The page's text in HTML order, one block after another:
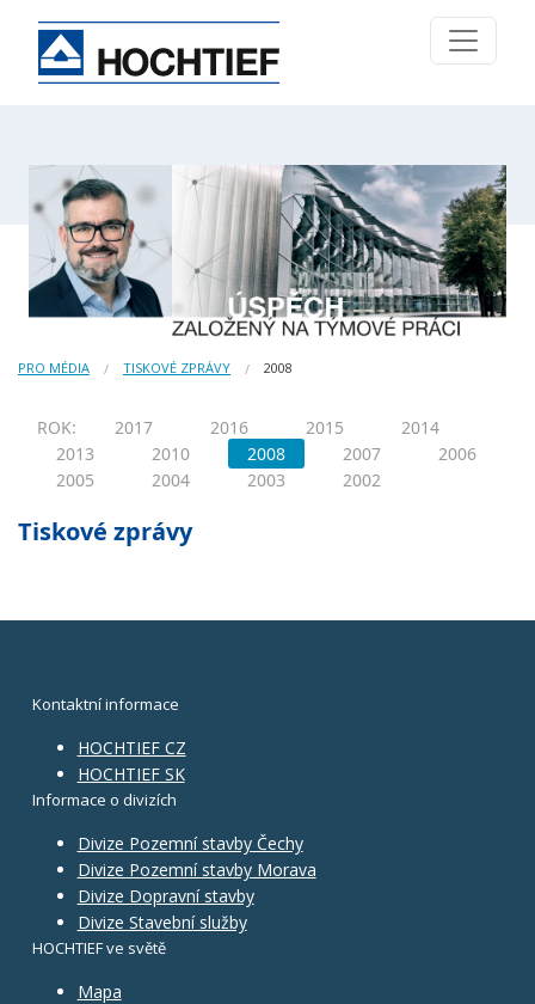
PRO MÉDIA TISKOVÉ ZPRÁVY 2008
ROK: 2017 2016 2015
2014
2013
2010 2008 2007
2006
2005
2004 2003 2002
Tiskové zprávy
Kontaktní informace
HOCHTIEF CZ
HOCHTIEF SK
Informace o divizích
Divize Pozemní stavby Čechy
Divize Pozemní stavby Morava
Divize Dopravní stavby
Divize Stavební služby
HOCHTIEF ve světě
Mapa